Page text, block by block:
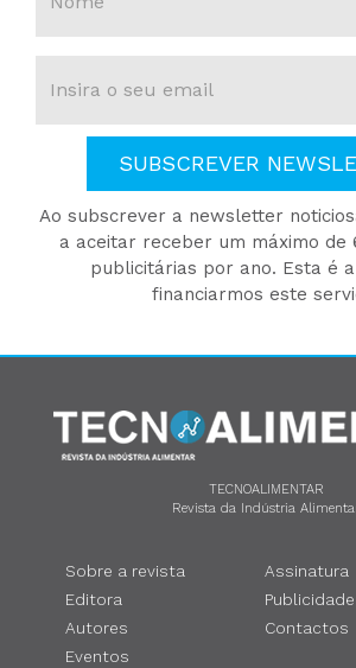
SUBSCREVER
Ao subscrever a newsletter
a aceitar receber um máximo de
publicitárias por ano. Esta é
financiarmos este
TECNOALIMENTAR
Revista da Indústria
Sobre a revista
Editora
Autores
Eventos
Assinatura
Publicidade
Contactos